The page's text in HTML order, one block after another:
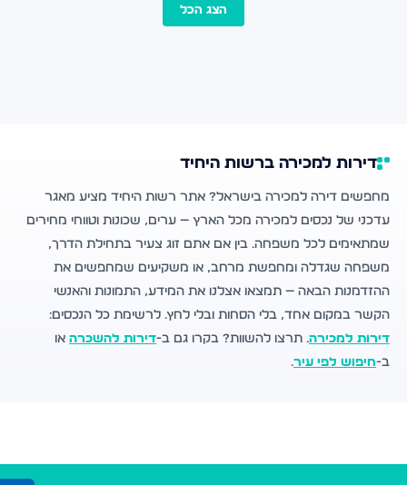
הצג הכל
דירות למכירה ברשות היחיד
מחפשים דירה למכירה בישראל? אתר רשות היחיד מציע מאגר
עדכני של נכסים למכירה מכל הארץ — ערים, שכונות וטווחי מחירים
שמתאימים לכל משפחה. בין אם אתם זוג צעיר בתחילת הדרך,
משפחה שגדלה ומחפשת מרחב, או משקיעים שמחפשים את
ההזדמנות הבאה — תמצאו אצלנו את המידע, התמונות והאנשי
הקשר במקום אחד, בלי הסחות ובלי לחץ. לרשימת כל הנכסים:
דירות למכירה. תרצו להשוות? בקרו גם ב-דירות להשכרה או
ב-חיפוש לפי עיר.